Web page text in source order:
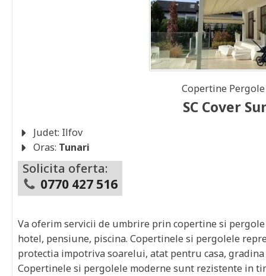
Copertine
SC Cover
Judet: Ilfov
Oras: Tunari
Solicita oferta:
0770 427 516
Va oferim servicii de umbrire prin copertine si
hotel, pensiune, piscina. Copertinele si pergolele
protectia impotriva soarelui, atat pentru casa,
Copertinele si pergolele moderne sunt rezistente in